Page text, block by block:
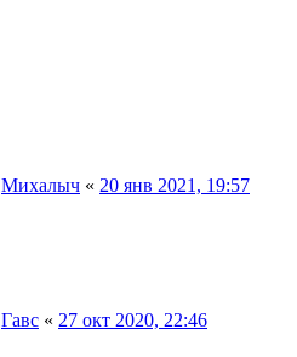
Михалыч « 20 янв 2021, 19:57
Гавс « 27 окт 2020, 22:46